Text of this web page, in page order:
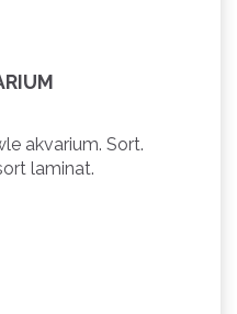
akvarium. Sort.
laminat.